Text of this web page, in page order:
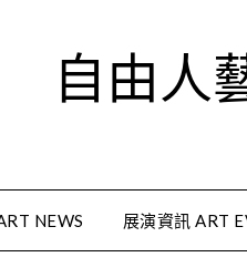
自由人
NEWS 展演資訊 ART